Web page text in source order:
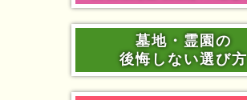
墓地・霊園の
後悔しない選び方